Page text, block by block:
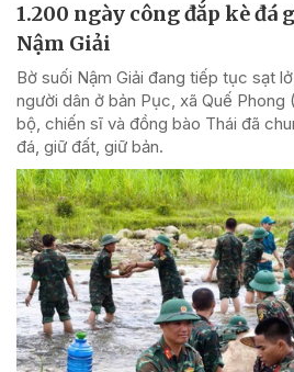
1.200 ngày công đắp kè đá
Nậm Giải
Bờ suối Nậm Giải đang tiếp tục sạt
người dân ở bản Pục, xã Quế Phong
bộ, chiến sĩ và đồng bào Thái đã
đá, giữ đất, giữ bản.